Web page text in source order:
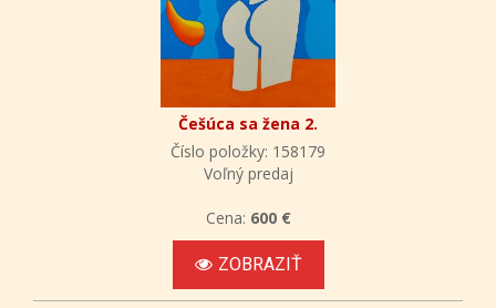
Češúca sa žena 2.
Číslo položky: 158179
Voľný predaj
Cena: 600 €
ZOBRAZIŤ